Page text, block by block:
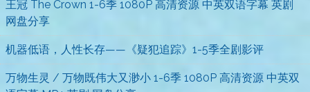
王冠 The Crown 1-6季 1080P 高清资源 中英双语字幕 英剧
网盘分享
机器低语，人性长存——《疑犯追踪》1-5季全剧影评
万物生灵 / 万物既伟大又渺小 1-6季 1080P 高清资源 中英双